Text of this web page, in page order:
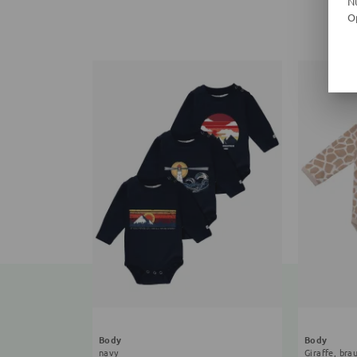
Body
navy
Body
Giraffe,